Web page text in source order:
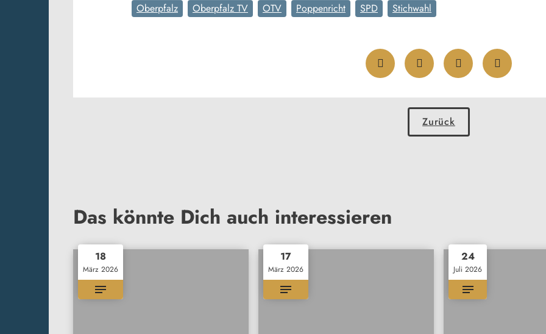
Oberpfalz
Oberpfalz TV OTV Poppenricht SPD Stichwahl
Zurück
Das könnte Dich auch interessieren
18
März 2026
17
März 2026
24
Juli 2026